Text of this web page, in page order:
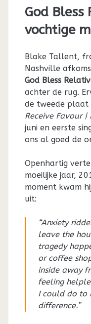
God Bless
vochtige
Blake Tallent,
Nashville
God Bless
achter de rug.
de tweede plaat
Receive Favour
juni en eerste
ons al goed de
Openhartig
moeilijke jaar,
moment kwam
uit:
“Anxiety
leave the
tragedy
or coffee
inside away
feeling
I could do to
difference.”